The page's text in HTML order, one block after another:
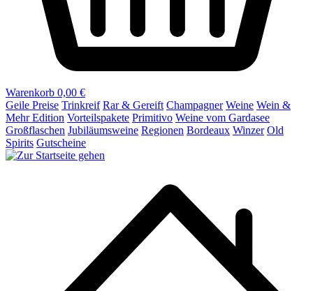
Warenkorb 0,00 €
Geile Preise Trinkreif Rar & Gereift Champagner Weine Wein &
Mehr Edition Vorteilspakete Primitivo Weine vom Gardasee
Großflaschen Jubiläumsweine Regionen Bordeaux Winzer Old
Spirits Gutscheine